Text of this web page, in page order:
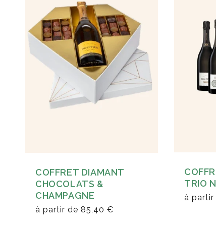
COFFRET DIAMANT
CHOCOLATS &
CHAMPAGNE
à partir de 85,40 €
TRIO
à partir